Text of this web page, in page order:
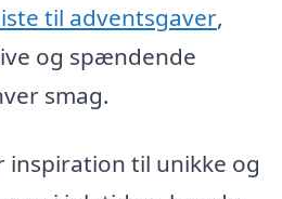
til adventsgaver,
og spændende
smag.
inspiration til unikke og